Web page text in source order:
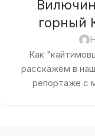
горный
Как
расскажем в
репортаже с